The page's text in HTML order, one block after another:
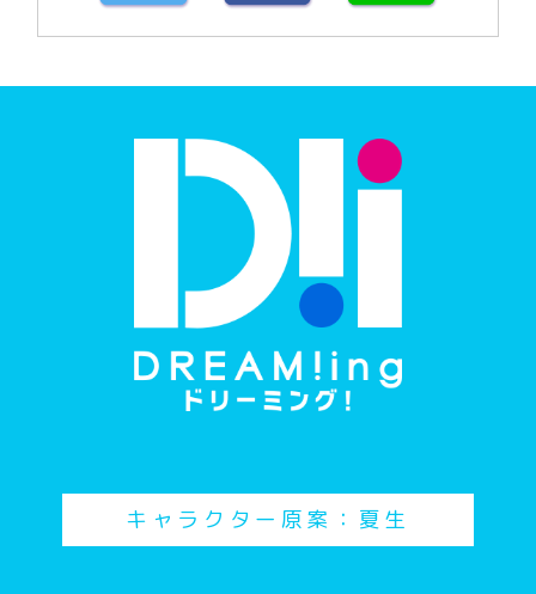
キャラクター原案：夏生